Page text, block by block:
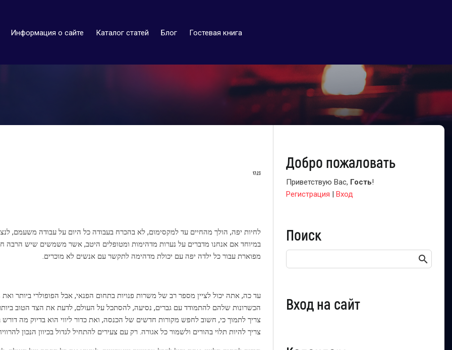
Информация о сайте Каталог статей Блог Гостевая книга
17:23
לחיות יפה, הולך מהחיים עד למקסימום, לא בהכרח בעבודה כל היום על עבודה משעמם,
במיוחד אם אנחנו מדברים על נערות מדהימות ומטופלים היטב, אשר משמשים שיש הרבה
מפוארת עבור כל ילדה יפה עם יכולת מדהימה לתקשר עם אנשים לא מוכרים.
עד כה, אתה יכול לציין מספר רב של משרות פנויות בתחום הפנאי, אבל הפופולרי ביותר ואת
הכשרונות שלהם להתמודד עם גברים, נסיעה, להסתכל על העולם, לדעת את הצד הטוב
צריך לתמוך כי, חשוב לחפש מקורות חדשים של הכנסה, ואת כדור ליווי הוא בדיוק מה דורש
צריך להיות תלוי בהורים ולשמור כל אגורה. רק עם צעירים להתחיל לגדול בכיוון הנכון
Добро пожаловать
Приветствую Вас, Гость!
Регистрация | Вход
Поиск
Вход на сайт